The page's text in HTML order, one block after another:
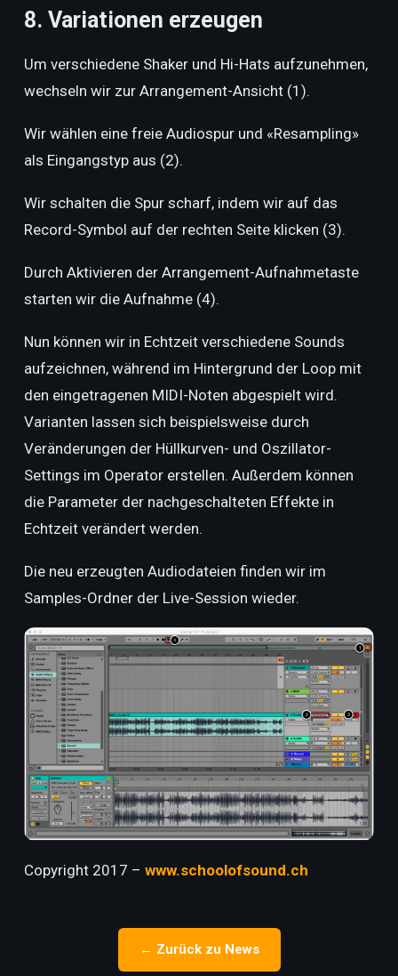
8. Variationen erzeugen
Um verschiedene Shaker und Hi-Hats aufzunehmen,
wechseln wir zur Arrangement-Ansicht (1).
Wir wählen eine freie Audiospur und «Resampling»
als Eingangstyp aus (2).
Wir schalten die Spur scharf, indem wir auf das
Record-Symbol auf der rechten Seite klicken (3).
Durch Aktivieren der Arrangement-Aufnahmetaste
starten wir die Aufnahme (4).
Nun können wir in Echtzeit verschiedene Sounds
aufzeichnen, während im Hintergrund der Loop mit
den eingetragenen MIDI-Noten abgespielt wird.
Varianten lassen sich beispielsweise durch
Veränderungen der Hüllkurven- und Oszillator-
Settings im Operator erstellen. Außerdem können
die Parameter der nachgeschalteten Effekte in
Echtzeit verändert werden.
Die neu erzeugten Audiodateien finden wir im
Samples-Ordner der Live-Session wieder.
Copyright 2017 – www.schoolofsound.ch
← Zurück zu News